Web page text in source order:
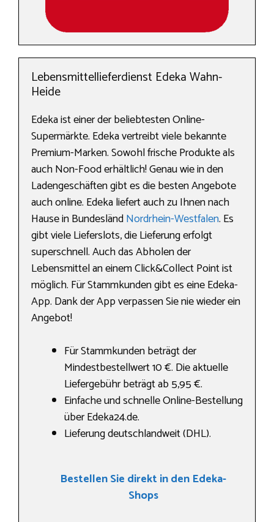
Lebensmittellieferdienst Edeka Wahn-
Heide
Edeka ist einer der beliebtesten Online-
Supermärkte. Edeka vertreibt viele bekannte
Premium-Marken. Sowohl frische Produkte als
auch Non-Food erhältlich! Genau wie in den
Ladengeschäften gibt es die besten Angebote
auch online. Edeka liefert auch zu Ihnen nach
Hause in BundesländNordrhein-Westfalen. Es
gibt viele Lieferslots, die Lieferung erfolgt
superschnell. Auch das Abholen der
Lebensmittel an einem Click&Collect Point ist
möglich. Für Stammkunden gibt es eine Edeka-
App. Dank der App verpassen Sie nie wieder ein
Angebot!
Für Stammkunden beträgt der
Mindestbestellwert 10 €. Die aktuelle
Liefergebühr beträgt ab 5,95 €.
Einfache und schnelle Online-Bestellung
über Edeka24.de.
Lieferung deutschlandweit (DHL).
Bestellen Sie direkt in den Edeka-
Shops